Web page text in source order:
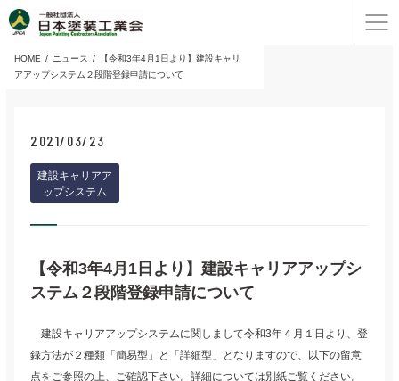
HOME ニュース
【令和3年4月1日より】建設キャリ
アアップシステム２段階登録申請について
2021/03/23
建設キャリアア
ップシステム
【令和3年4月1日より】建設キャリアアップシ
ステム２段階登録申請について
建設キャリアアップシステムに関しまして令和3年４月１日より、登
録方法が２種類「簡易型」と「詳細型」となりますので、以下の留意
点をご参照の上、ご確認下さい。詳細については別紙ご覧ください。